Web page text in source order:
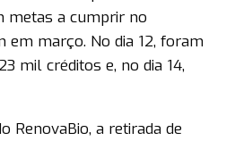
metas a cumprir no
março. No dia 12, foram
mil créditos e, no dia 14,
RenovaBio, a retirada de